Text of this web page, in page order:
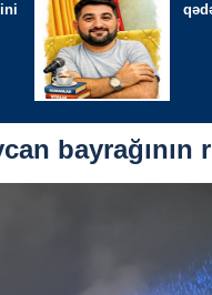
bayrağının